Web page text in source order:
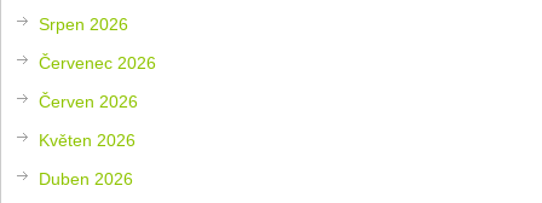
Srpen 2026
Červenec 2026
Červen 2026
Květen 2026
Duben 2026